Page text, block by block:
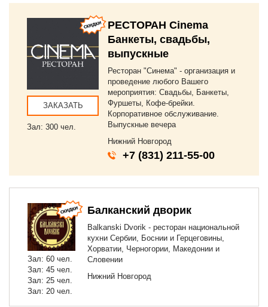
ЗАКАЗАТЬ
Зал: 300 чел.
РЕСТОРАН Cinema
Банкеты, свадьбы,
выпускные
Ресторан "Синема" - организация и
проведение любого Вашего
мероприятия: Свадьбы, Банкеты,
Фуршеты, Кофе-брейки.
Корпоративное обслуживание.
Выпускные вечера
Нижний Новгород
+7 (831) 211-55-00
Зал: 60 чел.
Зал: 45 чел.
Зал: 25 чел.
Зал: 20 чел.
Балканский дворик
Balkanski Dvorik - ресторан национальной
кухни Сербии, Боснии и Герцеговины,
Хорватии, Черногории, Македонии и
Словении
Нижний Новгород